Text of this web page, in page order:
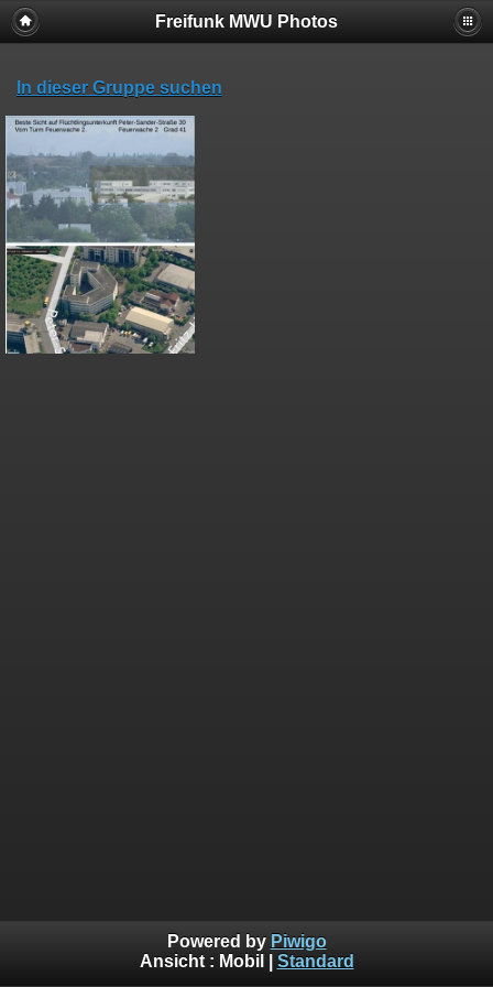
Freifunk MWU Photos
In dieser Gruppe suchen
Powered by Piwigo
Ansicht : Mobil Standard